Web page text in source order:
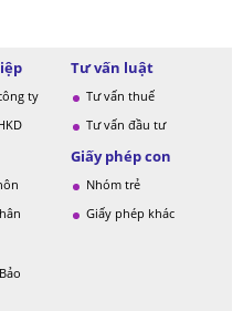
ty
Tư vấn luật
Tư vấn thuế
Tư vấn đầu tư
Giấy phép con
Nhóm trẻ
Giấy phép khác